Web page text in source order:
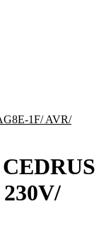
1F/ AVR/